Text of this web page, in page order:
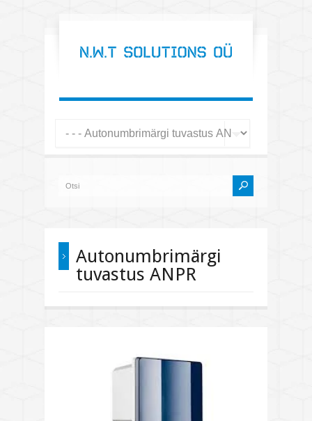
Autonumbrimärgi
tuvastus ANPR